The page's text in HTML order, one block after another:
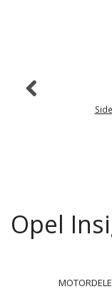
Opel
MOTORDELE